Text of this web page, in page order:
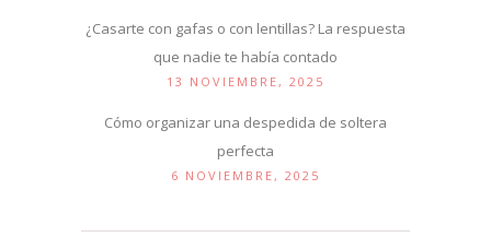
¿Casarte con gafas o con lentillas? La respuesta
que nadie te había contado
13 NOVIEMBRE, 2025
Cómo organizar una despedida de soltera
perfecta
6 NOVIEMBRE, 2025